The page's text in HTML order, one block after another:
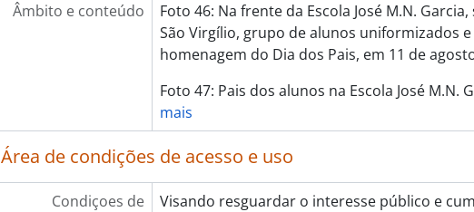
Âmbito e conteúdo
Foto 46: Na frente da Escola José M.N.
São Virgílio, grupo de alunos uniformizados e
homenagem do Dia dos Pais, em 11 de
Foto 47: Pais dos alunos na Escola José M.N.
mais
Área de condições de acesso e uso
Condiçoes de
Visando resguardar o interesse público e